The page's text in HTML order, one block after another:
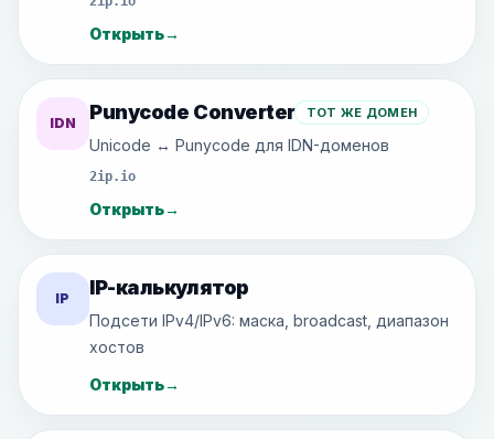
Открыть→
IDN Punycode Converter ТОТ ЖЕ ДОМЕН
Unicode ↔ Punycode для IDN-доменов
2ip.io
Открыть→
IP IP-калькулятор
Подсети IPv4/IPv6: маска, broadcast, диапазон
хостов
Открыть→